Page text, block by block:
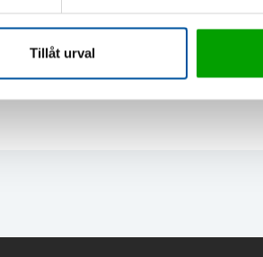
Tillåt urval